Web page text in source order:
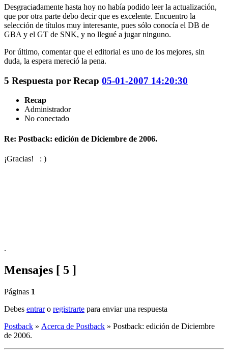
Desgraciadamente hasta hoy no había podido leer la actualización,
que por otra parte debo decir que es excelente. Encuentro la
selección de títulos muy interesante, pues sólo conocía el DB de
GBA y el GT de SNK, y no llegué a jugar ninguno.
Por último, comentar que el editorial es uno de los mejores, sin
duda, la espera mereció la pena.
5 Respuesta por Recap 05-01-2007 14:20:30
Recap
Administrador
No conectado
Re: Postback: edición de Diciembre de 2006.
¡Gracias! : )
.
Mensajes [ 5 ]
Páginas 1
Debes entraro registrarte para enviar una respuesta
Postback » Acerca de Postback » Postback: edición de Diciembre
de 2006.